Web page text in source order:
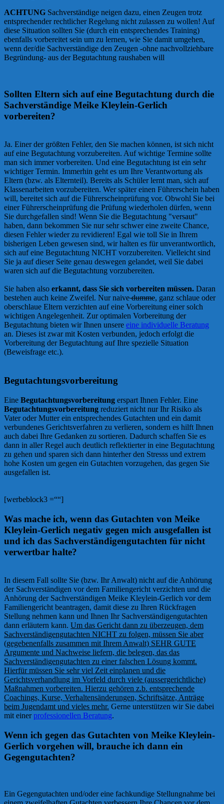
ACHTUNG Sachverständige neigen dazu, einen Zeugen trotz
entsprechender rechtlicher Regelung nicht zulassen zu wollen! Auf
diese Situation sollten Sie (durch ein entsprechendes Training)
ebenfalls vorbereitet sein um zu lernen, wie Sie damit umgehen,
wenn der/die Sachverständige den Zeugen -ohne nachvollziehbare
Begründung- aus der Begutachtung raushaben will
Sollten Eltern sich auf eine Begutachtung durch die
Sachverständige Meike Kleylein-Gerlich
vorbereiten?
Ja. Einer der größten Fehler, den Sie machen können, ist sich nicht
auf eine Begutachtung vorzubereiten. Auf wichtige Termine sollte
man sich immer vorbereiten. Und eine Begutachtung ist ein sehr
wichtiger Termin. Immerhin geht es um Ihre Verantwortung als
Eltern (bzw. als Elternteil). Bereits als Schüler lernt man, sich auf
Klassenarbeiten vorzubereiten. Wer später einen Führerschein haben
will, bereitet sich auf die Führerscheinprüfung vor. Obwohl Sie bei
einer Führerscheinprüfung die Prüfung wiederholen dürfen, wenn
Sie durchgefallen sind! Wenn Sie die Begutachtung "versaut"
haben, dann bekommen Sie nur sehr schwer eine zweite Chance,
diesen Fehler wieder zu revidieren! Egal wie toll Sie in Ihrem
bisherigen Leben gewesen sind, wir halten es für unverantwortlich,
sich auf eine Begutachtung NICHT vorzubereiten. Vielleicht sind
Sie ja auf dieser Seite genau deswegen gelandet, weil Sie dabei
waren sich auf die Begutachtung vorzubereiten.
Sie haben also erkannt, dass Sie sich vorbereiten müssen. Daran
bestehen auch keine Zweifel. Nur naivedumme, ganz schlaue oder
oberschlaue Eltern verzichten auf eine Vorbereitung einer solch
wichtigen Angelegenheit. Zur optimalen Vorbereitung der
Begutachtung bieten wir Ihnen unsere eine individuelle Beratung
an. Dieses ist zwar mit Kosten verbunden, jedoch erfolgt die
Vorbereitung der Begutachtung auf Ihre spezielle Situation
(Beweisfrage etc.).
Begutachtungsvorbereitung
Eine Begutachtungsvorbereitung erspart Ihnen Fehler. Eine
Begutachtungsvorbereitung reduziert nicht nur Ihr Risiko als
Vater oder Mutter ein entsprechendes Gutachten und ein damit
verbundenes Gerichtsverfahren zu verlieren, sondern es hilft Ihnen
auch dabei Ihre Gedanken zu sortieren. Dadurch schaffen Sie es
dann in aller Regel auch deutlich reflektierter in eine Begutachtung
zu gehen und sparen sich dann hinterher den Stresss und extrem
hohe Kosten um gegen ein Gutachten vorzugehen, das gegen Sie
ausgefallen ist.
[werbeblock3 =““]
Was mache ich, wenn das Gutachten von Meike
Kleylein-Gerlich negativ gegen mich ausgefallen ist
und ich das Sachverständigengutachten für nicht
verwertbar halte?
In diesem Fall sollte Sie (bzw. Ihr Anwalt) nicht auf die Anhörung
der Sachverständigen vor dem Familiengericht verzichten und die
Anhörung der Sachverständigen Meike Kleylein-Gerlich vor dem
Familiengericht beantragen, damit diese zu Ihren Rückfragen
Stellung nehmen kann und Ihnen Ihr Sachverständigengutachten
dann erläutern kann. Um das Gericht dann zu überzeugen, dem
Sachverständigengutachten NICHT zu folgen, müssen Sie aber
(gegebenenfalls zusammen mit Ihrem Anwalt) SEHR GUTE
Argumente und Nachweise liefern, die belegen, das das
Sachverständigengutachten zu einer falschen Lösung kommt.
Hierfür müssen Sie sehr viel Zeit einplanen und die
Gerichtsverhandlung im Vorfeld durch viele (aussergerichtliche)
Maßnahmen vorbereiten. Hierzu gehören z.b. entsprechende
Coachings, Kurse, Verhaltensänderungen, Schriftsätze, Anträge
beim Jugendamt und vieles mehr. Gerne unterstützen wir Sie dabei
mit einerprofessionellen Beratung.
Wenn ich gegen das Gutachten von Meike Kleylein-
Gerlich vorgehen will, brauche ich dann ein
Gegengutachten?
Ein Gegengutachten und/oder eine fachkundige Stellungnahme bei